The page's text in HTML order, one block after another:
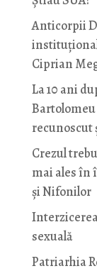
Anticorpii
Ciprian
La 10 ani
recunoscut
Crezul
mai ales în
și Nifonilor
sexuală
Patriarhia